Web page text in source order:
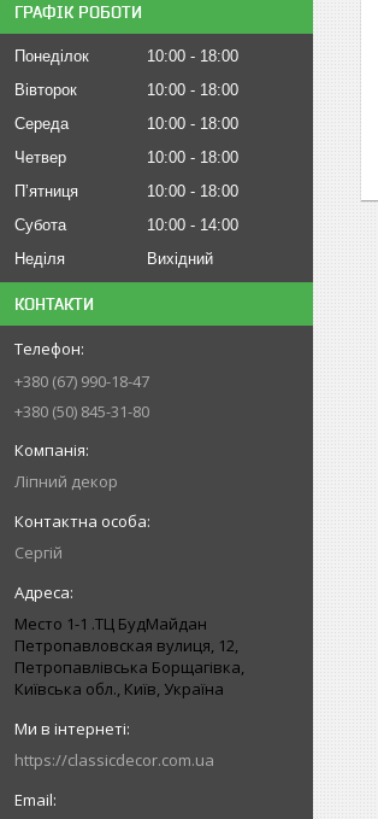
ГРАФІК РОБОТИ
Понеділок 10:00
18:00
Вівторок
10:00
18:00
Середа
10:00
18:00
Четвер
10:00
18:00
Пʼятниця
10:00
18:00
Субота
10:00
14:00
Неділя
Вихідний
КОНТАКТИ
+380 (67) 990-18-47
+380 (50) 845-31-80
Ліпний декор
Сергій
Место 1-1 .ТЦ БудМайдан
Петропавловская вулиця, 12,
Петропавлівська Борщагівка,
Київська обл., Київ, Україна
https://classicdecor.com.ua